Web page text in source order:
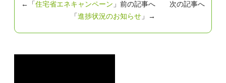
←「 住宅省エネキャンペーン 」前の記事へ 次の記事へ
「 進捗状況のお知らせ 」→